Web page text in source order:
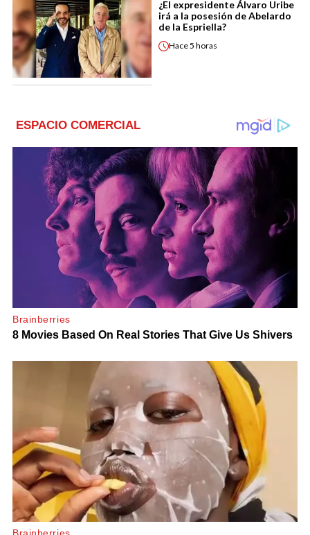
¿El expresidente Álvaro Uribe
irá a la posesión de Abelardo
de la Espriella?
Hace5 horas